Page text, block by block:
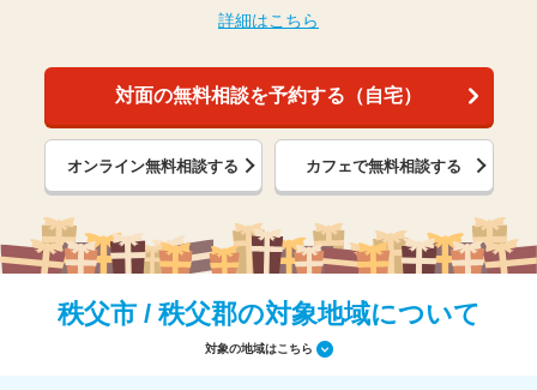
詳細はこちら
対面の無料相談を予約する（自宅）
オンライン無料相談する カフェで無料相談する
秩父市 / 秩父郡の対象地域について
対象の地域はこちら